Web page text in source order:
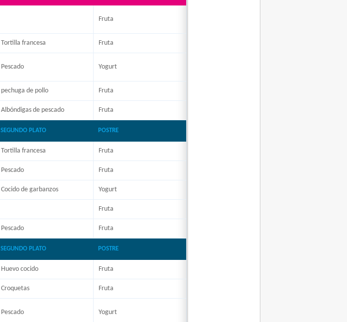
Fruta
Tortilla francesa Fruta
Pescado Yogurt
pechuga de pollo Fruta
Albóndigas de pescado Fruta
SEGUNDO PLATO POSTRE
Tortilla francesa Fruta
Pescado Fruta
Cocido de garbanzos Yogurt
Fruta
Pescado Fruta
SEGUNDO PLATO POSTRE
Huevo cocido Fruta
Croquetas Fruta
Pescado Yogurt